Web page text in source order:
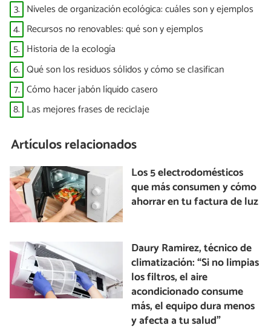
3. Niveles de organización ecológica: cuáles son y ejemplos
4. Recursos no renovables: qué son y ejemplos
5. Historia de la ecología
6. Qué son los residuos sólidos y cómo se clasifican
7. Cómo hacer jabón líquido casero
8. Las mejores frases de reciclaje
Artículos relacionados
Los 5 electrodomésticos
que más consumen y cómo
ahorrar en tu factura de luz
Daury Ramirez, técnico de
climatización: “Si no limpias
los filtros, el aire
acondicionado consume
más, el equipo dura menos
y afecta a tu salud”